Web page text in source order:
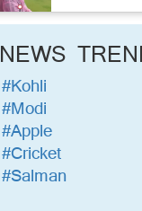
NEWS
#Kohli
#Modi
#Apple
#Cricket
#Salman